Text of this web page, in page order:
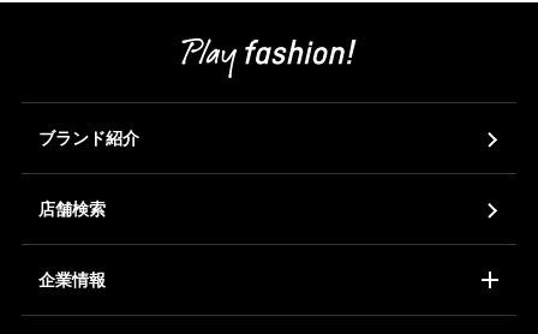
ブランド紹介
店舗検索
企業情報